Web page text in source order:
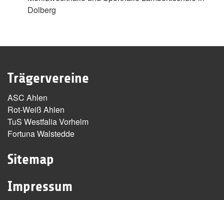
Dolberg
Trägervereine
ASC Ahlen
Rot-Weiß Ahlen
TuS Westfalia Vorhelm
Fortuna Walstedde
Sitemap
Impressum